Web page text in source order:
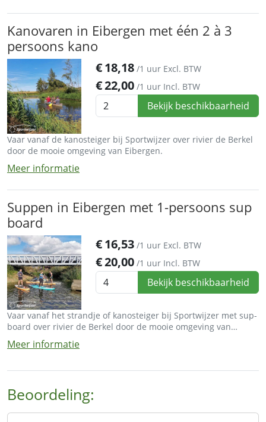
Kanovaren in Eibergen met één 2 à 3
persoons kano
€18,18 /1 uur Excl. BTW
€22,00 /1 uur Incl. BTW
Bekijk beschikbaarheid
Vaar vanaf de kanosteiger bij Sportwijzer over rivier de Berkel
door de mooie omgeving van Eibergen.
Meer informatie
Suppen in Eibergen met 1-persoons sup
board
€16,53 /1 uur Excl. BTW
€20,00 /1 uur Incl. BTW
Bekijk beschikbaarheid
Vaar vanaf het strandje of kanosteiger bij Sportwijzer met sup-
board over rivier de Berkel door de mooie omgeving van
Eibergen.
Meer informatie
Beoordeling: